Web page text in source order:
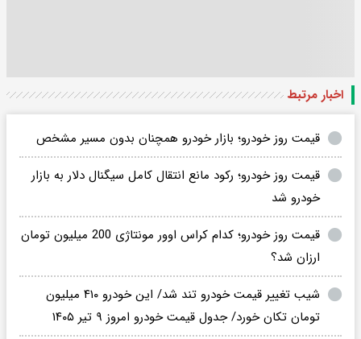
اخبار مرتبط
قیمت روز خودرو؛ بازار خودرو همچنان بدون مسیر مشخص
قیمت روز خودرو؛ رکود مانع انتقال کامل سیگنال دلار به بازار
خودرو شد
قیمت روز خودرو؛ کدام کراس اوور مونتاژی 200 میلیون تومان
ارزان شد؟
شیب تغییر قیمت خودرو تند شد/ این خودرو ۴۱۰ میلیون
تومان تکان خورد/ جدول قیمت خودرو امروز ۹ تیر ۱۴۰۵